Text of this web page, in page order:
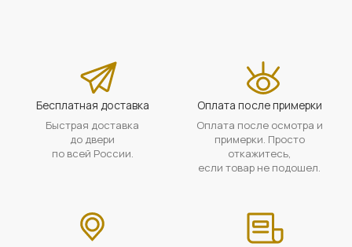
Бесплатная доставка
Быстрая доставка
до двери
по всей России.
Оплата после примерки
Оплата после осмотра и
примерки. Просто
откажитесь,
если товар не подошел.